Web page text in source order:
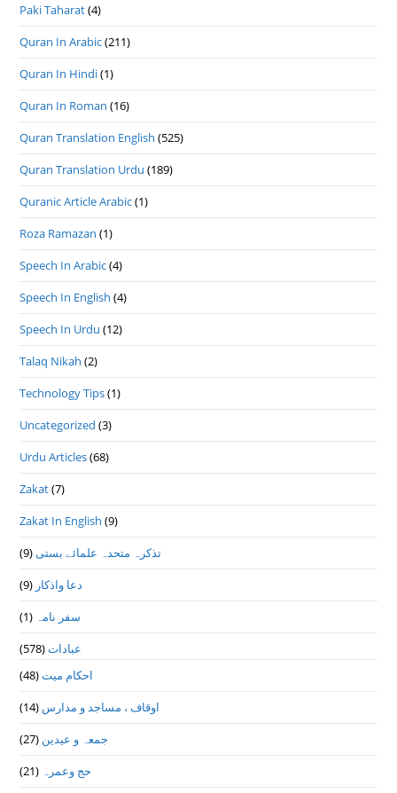
Paki Taharat(4)
Quran In Arabic(211)
Quran In Hindi(1)
Quran In Roman (16)
Quran Translation English (525)
Quran Translation Urdu (189)
Quranic Article Arabic(1)
Roza Ramazan (1)
Speech In Arabic(4)
Speech In English (4)
Speech In Urdu (12)
Talaq Nikah (2)
Technology Tips(1)
Uncategorized (3)
Urdu Articles(68)
Zakat(7)
Zakat In English (9)
تذكرہ متحدہ علمائے بستى(9)
دعا واذكار (9)
سفر نامہ (1)
عبادات(578)
احکام میت(48)
اوقاف ، مساجد و مدارس (14)
جمعہ و عیدین (27)
حج وعمرہ (21)